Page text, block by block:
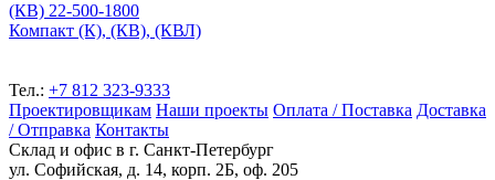
(КВ) 22-500-1800
Компакт (К), (КВ), (КВЛ)
Тел.: +7 812 323-9333
Проектировщикам Наши проекты Оплата / Поставка Доставка
/ Отправка Контакты
Склад и офис в г. Санкт-Петербург
ул. Софийская, д. 14, корп. 2Б, оф. 205